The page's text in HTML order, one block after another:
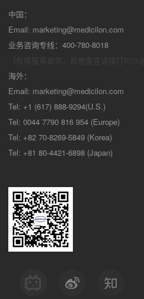
中国：
Email: marketing@medicilon.com
业务咨询专线：400-780-8018
海外：
Email: marketing@medicilon.com
Tel: +1 (617) 888-9294(U.S.)
Tel: 0044 7790 816 954 (Europe)
Tel: +82 70-8269-5849 (Korea)
Tel: +81 80-4421-6898 (Japan)